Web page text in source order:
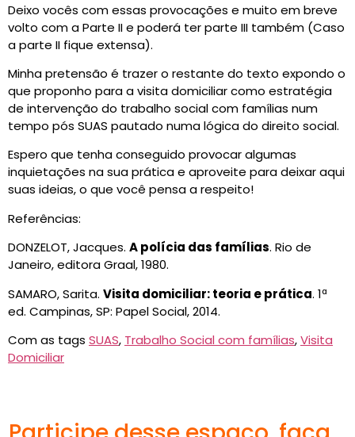
Deixo vocês com essas provocações e muito em breve
volto com a Parte II e poderá ter parte III também (Caso
a parte II fique extensa).
Minha pretensão é trazer o restante do texto expondo o
que proponho para a visita domiciliar como estratégia
de intervenção do trabalho social com famílias num
tempo pós SUAS pautado numa lógica do direito social.
Espero que tenha conseguido provocar algumas
inquietações na sua prática e aproveite para deixar aqui
suas ideias, o que você pensa a respeito!
Referências:
DONZELOT, Jacques. A polícia das famílias. Rio de
Janeiro, editora Graal, 1980.
SAMARO, Sarita. Visita domiciliar: teoria e prática. 1ª
ed. Campinas, SP: Papel Social, 2014.
Com as tags SUAS, Trabalho Social com famílias,Visita
Domiciliar